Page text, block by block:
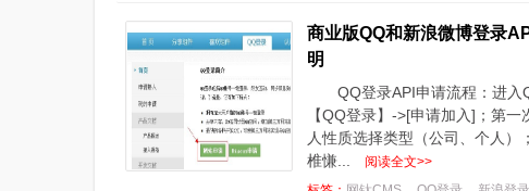
商业版QQ和新浪微博登录
明
QQ登录API申请流程：进
【QQ登录】->[申请加入]；第
人性质选择类型（公司、个人
椎慊...
阅读全文>>